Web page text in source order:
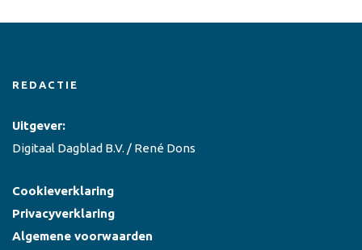
REDACTIE
Uitgever:
Digitaal Dagblad B.V. / René Dons
Cookieverklaring
Privacyverklaring
Algemene voorwaarden